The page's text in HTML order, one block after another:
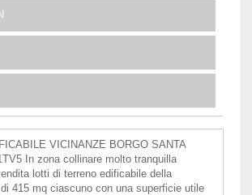
VICINANZE BORGO SANTA
In zona collinare molto tranquilla
lotti di terreno edificabile della
415 mq ciascuno con una superficie utile